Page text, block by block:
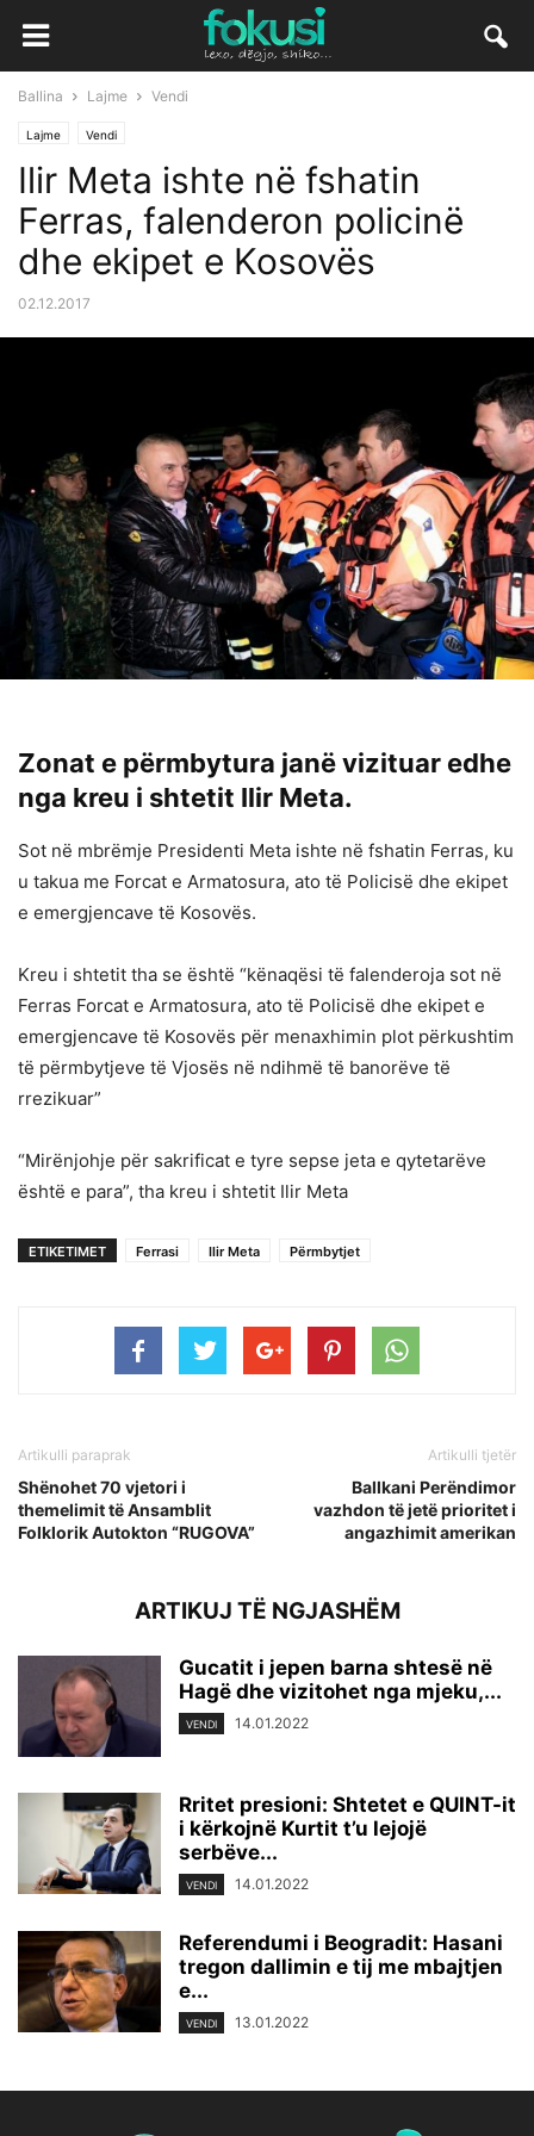
Ballina Lajme Vendi
Lajme Vendi
Ilir Meta ishte në fshatin
Ferras, falenderon policinë
dhe ekipet e Kosovës
02.12.2017
Zonat e përmbytura janë vizituar edhe
nga kreu i shtetit Ilir Meta.
Sot në mbrëmje Presidenti Meta ishte në fshatin Ferras, ku
u takua me Forcat e Armatosura, ato të Policisë dhe ekipet
e emergjencave të Kosovës.
Kreu i shtetit tha se është “kënaqësi të falenderoja sot në
Ferras Forcat e Armatosura, ato të Policisë dhe ekipet e
emergjencave të Kosovës për menaxhimin plot përkushtim
të përmbytjeve të Vjosës në ndihmë të banorëve të
rrezikuar”
“Mirënjohje për sakrificat e tyre sepse jeta e qytetarëve
është e para”, tha kreu i shtetit Ilir Meta
ETIKETIMET Ferrasi Ilir Meta Përmbytjet
Artikulli paraprak
Shënohet 70 vjetori i
themelimit të Ansamblit
Folklorik Autokton “RUGOVA”
Artikulli tjetër
Ballkani Perëndimor
vazhdon të jetë prioritet i
angazhimit amerikan
ARTIKUJ TË NGJASHËM
Gucatit i jepen barna shtesë në
Hagë dhe vizitohet nga mjeku,...
VENDI 14.01.2022
Rritet presioni: Shtetet e QUINT-it
i kërkojnë Kurtit t’u lejojë
serbëve...
VENDI 14.01.2022
Referendumi i Beogradit: Hasani
tregon dallimin e tij me mbajtjen
e...
VENDI 13.01.2022